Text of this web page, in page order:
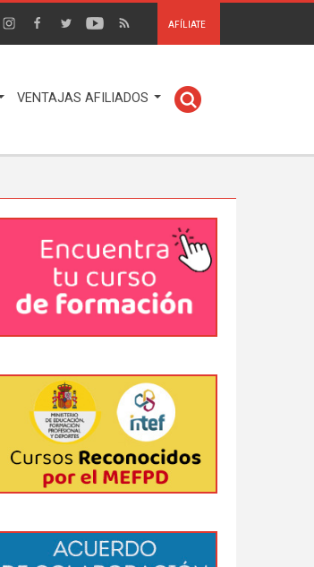
AFÍLIATE
VENTAJAS AFILIADOS